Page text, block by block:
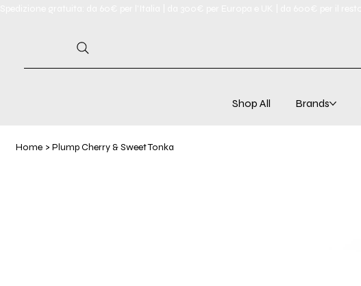
Shop All Brands
Home > Plump Cherry & Sweet Tonka